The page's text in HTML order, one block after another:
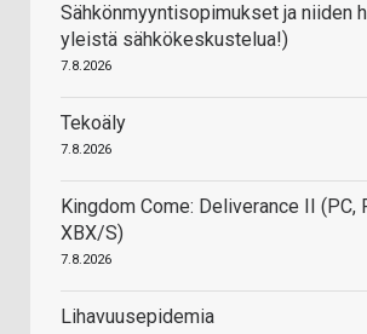
Sähkönmyyntisopimukset ja niiden
yleistä sähkökeskustelua!)
7.8.2026
Tekoäly
7.8.2026
Kingdom Come: Deliverance II (PC,
XBX/S)
7.8.2026
Lihavuusepidemia